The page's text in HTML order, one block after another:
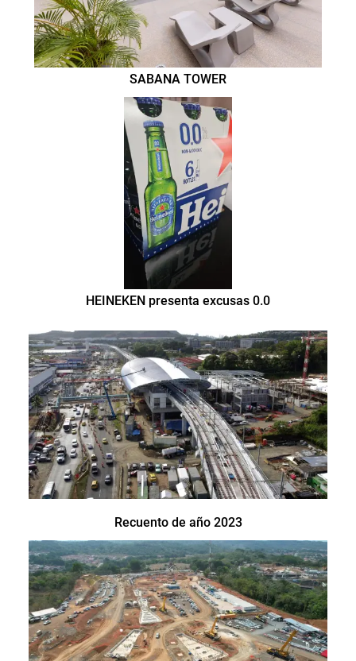
SABANA TOWER
HEINEKEN presenta excusas 0.0
Recuento de año 2023